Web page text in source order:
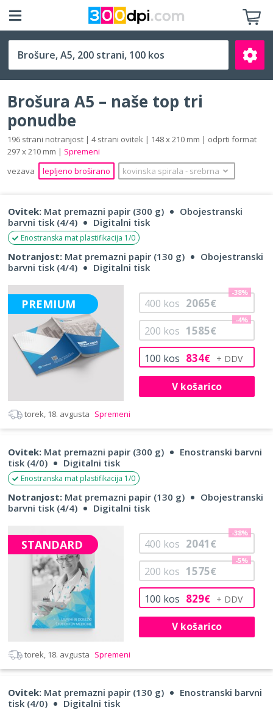
A5 (148 x 210 mm)
Išči
Brošura A5 – naše top tri
ponudbe
196 strani notranjost | 4 strani ovitek | 148 x 210 mm | odprti format
297 x 210 mm | Spremeni
vezava
lepljeno broširano kovinska spirala ‐ srebrna
Ovitek: Mat premazni papir (300 g)
Obojestranski
barvni tisk (4/4)
Digitalni tisk
Enostranska mat plastifikacija 1/0
Notranjost: Mat premazni papir (130 g)
Obojestranski
barvni tisk (4/4)
Digitalni tisk
PREMIUM
100 kos 834€
200 kos 1585€
-4%
400 kos 2065€
-38%
V košarico
torek, 18. avgusta Spremeni
Ovitek: Mat premazni papir (300 g)
Enostranski barvni
tisk (4/0)
Digitalni tisk
Enostranska mat plastifikacija 1/0
Notranjost: Mat premazni papir (130 g)
Obojestranski
barvni tisk (4/4)
Digitalni tisk
STANDARD
100 kos 829€
200 kos 1575€
-5%
400 kos 2041€
-38%
V košarico
torek, 18. avgusta Spremeni
Ovitek: Mat premazni papir (130 g)
Enostranski barvni
tisk (4/0)
Digitalni tisk